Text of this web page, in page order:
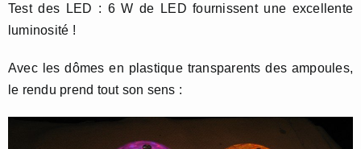
Test des LED : 6 W de LED fournissent une excellente
luminosité !
Avec les dômes en plastique transparents des ampoules,
le rendu prend tout son sens :